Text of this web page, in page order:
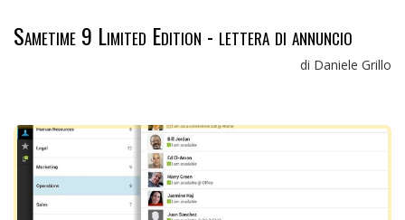
Sametime 9 Limited Edition - lettera di annuncio
di Daniele Grillo